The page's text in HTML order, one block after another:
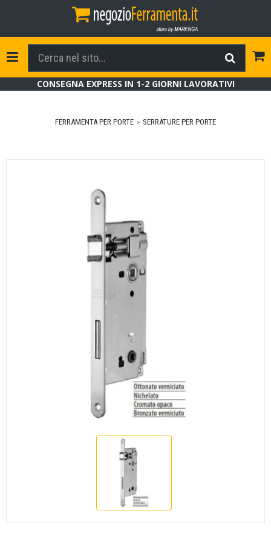
Toggle Navigation
CONSEGNA EXPRESS IN 1-2 GIORNI LAVORATIVI
FERRAMENTA PER PORTE SERRATURE PER PORTE